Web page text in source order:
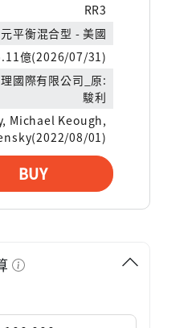
RR3
平衡混合型 - 美國
億(2026/07/31)
國際有限公司_原:
駿利
Michael Keough,
08/01)
BUY